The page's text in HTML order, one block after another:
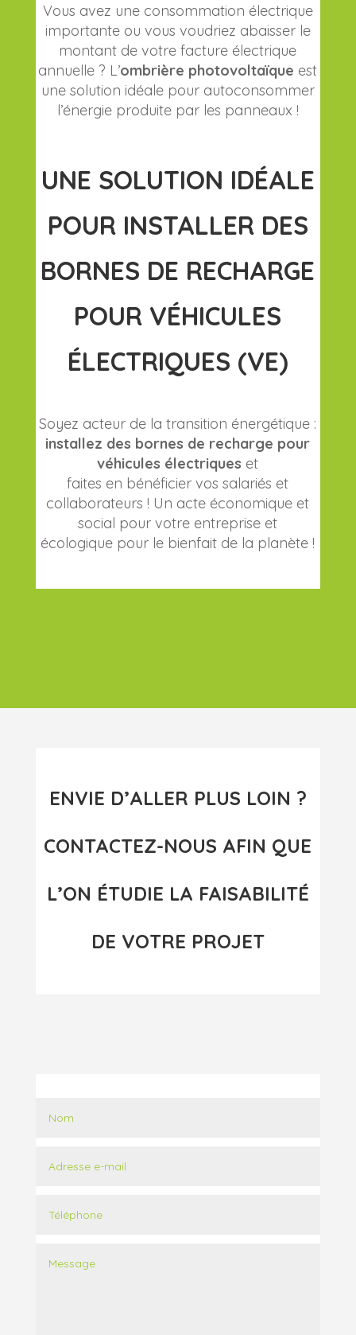
Vous avez une consommation électrique
importante ou vous voudriez abaisser le
montant de votre facture électrique
annuelle ? L’ombrière photovoltaïque est
une solution idéale pour autoconsommer
l’énergie produite par les panneaux !
UNE SOLUTION IDÉALE
POUR INSTALLER DES
BORNES DE RECHARGE
POUR VÉHICULES
ÉLECTRIQUES (VE)
Soyez acteur de la transition énergétique :
installez des bornes de recharge pour
véhicules électriques et
faites en bénéficier vos salariés et
collaborateurs ! Un acte économique et
social pour votre entreprise et
écologique pour le bienfait de la planète !
ENVIE D’ALLER PLUS LOIN ?
CONTACTEZ-NOUS AFIN QUE
L’ON ÉTUDIE LA FAISABILITÉ
DE VOTRE PROJET